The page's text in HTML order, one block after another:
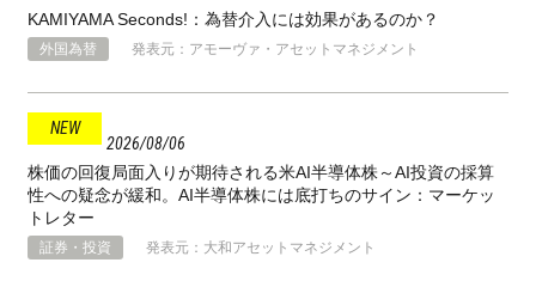
KAMIYAMA Seconds!：為替介入には効果があるのか？
外国為替 発表元：アモーヴァ・アセットマネジメント
2026 08 06
株価の回復局面入りが期待される米AI半導体株～AI投資の採算
性への疑念が緩和。AI半導体株には底打ちのサイン：マーケッ
トレター
証券・投資 発表元：大和アセットマネジメント